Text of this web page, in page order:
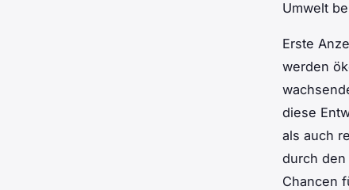
Umwelt
Erste
werden
diese
als auch
durch
Chancen